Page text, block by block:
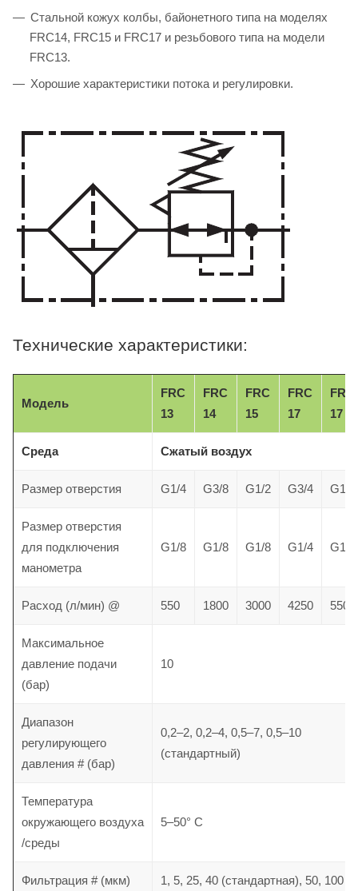
Стальной кожух колбы, байонетного типа на моделях
FRC14, FRC15 и FRC17 и резьбового типа на модели
FRC13.
Хорошие характеристики потока и регулировки.
Технические характеристики:
Модель
FRC
13
FRC
14
FRC
15
FRC
17
FRC
17
Среда Сжатый воздух
Размер отверстия G1/4 G3/8 G1/2 G3/4 G1
Размер отверстия
для подключения
манометра
G1/8 G1/8 G1/8 G1/4 G1/4
Расход (л/мин) @ 550 1800 3000 4250 5500
Максимальное
давление подачи
(бар)
10
Диапазон
регулирующего
давления # (бар)
0,2–2, 0,2–4, 0,5–7, 0,5–10
(стандартный)
Температура
окружающего воздуха
/среды
5–50° C
Фильтрация # (мкм) 1, 5, 25, 40 (стандартная), 50, 100